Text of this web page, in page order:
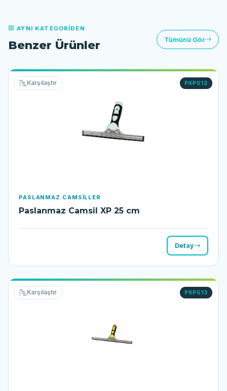
AYNI KATEGORIDEN
Benzer Ürünler Tümünü Gör
PXP512
Karşılaştır
PASLANMAZ CAMSILLER
Paslanmaz Camsil XP 25 cm
Detay
PXP513
Karşılaştır